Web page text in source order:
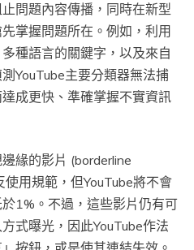
問題內容傳播，同時在新型
掌握問題所在。例如，利用
種語言的關鍵字，以及來自
YouTube主要分類器無法捕
成更快、準確掌握不實資訊
緣的影片 (borderline
用規範，但YouTube將不會
1%。不過，這些影片仍有可
式曝光，因此YouTube作法